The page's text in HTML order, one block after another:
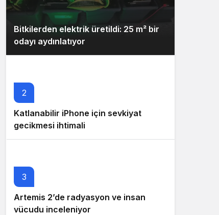
Bitkilerden elektrik üretildi: 25 m² bir
odayı aydınlatıyor
2
Katlanabilir iPhone için sevkiyat
gecikmesi ihtimali
3
Artemis 2’de radyasyon ve insan
vücudu inceleniyor